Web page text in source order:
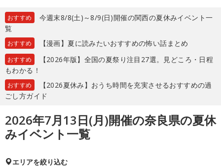
おすすめ
今週末8/8(土)～8/9(日)開催の関西の夏休みイベント一
覧
おすすめ 【漫画】夏に読みたいおすすめの怖い話まとめ
おすすめ
【2026年版】全国の夏祭り注目27選。見どころ・日程
もわかる！
おすすめ
【2026夏休み】おうち時間を充実させるおすすめの過
ごし方ガイド
2026年7月13日(月)開催の奈良県の夏休
みイベント一覧
エリアを絞り込む